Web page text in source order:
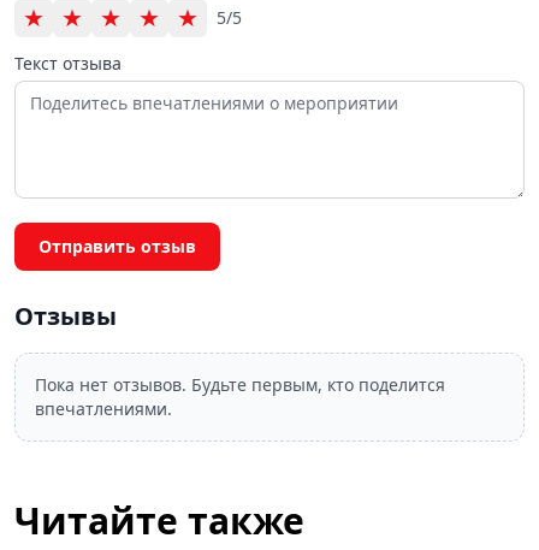
★ ★ ★ ★ ★
5/5
Текст отзыва
Отправить отзыв
Отзывы
Пока нет отзывов. Будьте первым, кто поделится
впечатлениями.
Читайте также